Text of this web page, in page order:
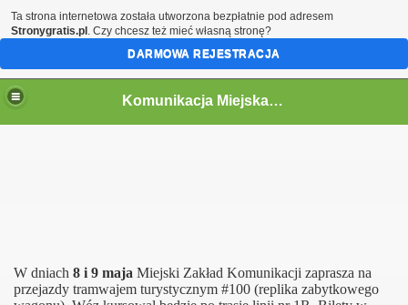
Komunikacja Miejska w Toruniu
W dniach 8 i 9 maja Miejski Zakład Komunikacji zaprasza na
przejazdy tramwajem turystycznym #100 (replika zabytkowego
Ta strona internetowa została utworzona bezpłatnie pod adresem
Stronygratis.pl . Czy chcesz też mieć własną stronę?
DARMOWA REJESTRACJA